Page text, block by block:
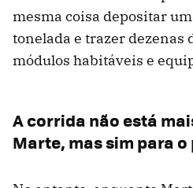
mesma coisa depositar
tonelada e trazer dezenas
módulos habitáveis ​​e
A corrida não está
Marte, mas sim para